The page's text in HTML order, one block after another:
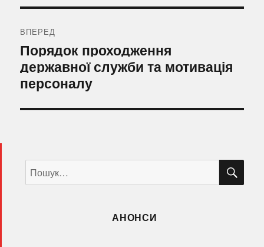
ВПЕРЕД
Наступний
запис:
Порядок проходження
державної служби та мотивація
персоналу
за
запитом:
АНОНСИ